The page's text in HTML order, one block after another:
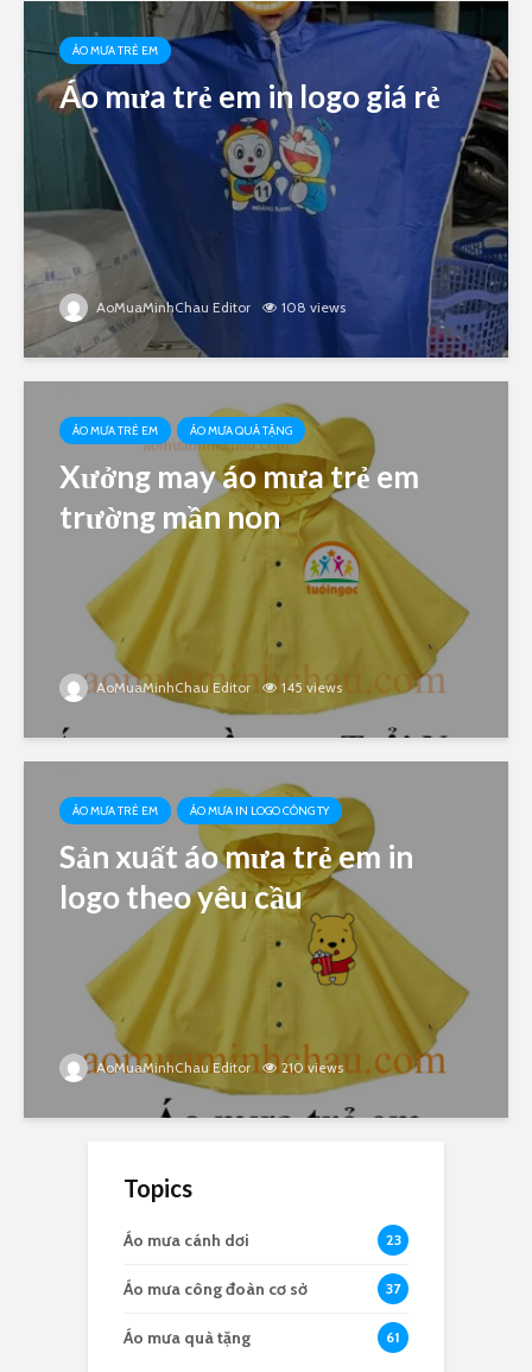
ÁO MƯA TRẺ EM
Áo mưa trẻ em in logo giá rẻ
AoMuaMinhChau Editor 108 views
ÁO MƯA TRẺ EM ÁO MƯA QUÀ TẶNG
Xưởng may áo mưa trẻ em
trường mần non
AoMuaMinhChau Editor 145 views
ÁO MƯA TRẺ EM ÁO MƯA IN LOGO CÔNG TY
Sản xuất áo mưa trẻ em in
logo theo yêu cầu
AoMuaMinhChau Editor 210 views
Topics
Áo mưa cánh dơi 23
Áo mưa công đoàn cơ sở 37
Áo mưa quà tặng 61